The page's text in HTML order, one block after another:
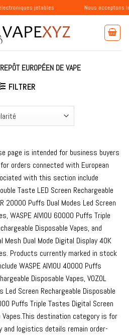
jetables Nous acceptons les
EUROPÉEN DE VAPE
FILTRER
page is intended for business buyers
orders connected with European
with this section include
Taste LED Screen Rechargeable
20000 Puffs Dual Modes Led Screen
WASPE AIVIOU 60000 Puffs Triple
Disposable Vapes, and
Mesh Dual Mode Digital Display 40K
Products currently marked in stock
WASPE AIVIOU 40000 Puffs
Disposable Vapes, VOZOL
Led Screen Rechargeable Disposable
Puffs Triple Tastes Digital Screen
Vapes.This destination category is for
and logistics details remain order-